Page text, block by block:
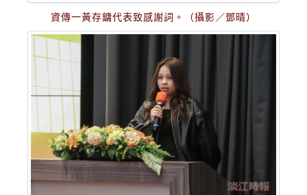
資傳一黃存鏞代表致感謝詞。（攝影／鄧晴）